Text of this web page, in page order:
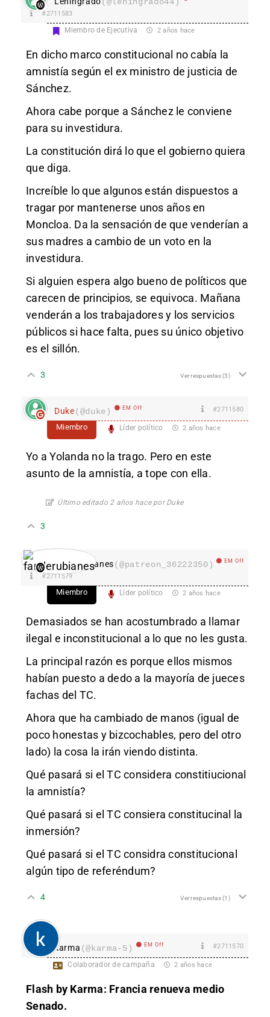
#2711583
Miembro de Ejecutiva 2 años hace
En dicho marco constitucional no cabía la
amnistía según el ex ministro de justicia de
Sánchez.
Ahora cabe porque a Sánchez le conviene
para su investidura.
La constitución dirá lo que el gobierno quiera
que diga.
Increíble lo que algunos están dispuestos a
tragar por mantenerse unos años en
Moncloa. Da la sensación de que venderían a
sus madres a cambio de un voto en la
investidura.
Si alguien espera algo bueno de políticos que
carecen de principios, se equivoca. Mañana
venderán a los trabajadores y los servicios
públicos si hace falta, pues su único objetivo
es el sillón.
3 Ver respuestas(5)
Duke(@duke) EM Off #2711580
Miembro Líder político 2 años hace
Yo a Yolanda no la trago. Pero en este
asunto de la amnistía, a tope con ella.
Último editado 2 años hace por Duke
3
fanderubianes(@patreon_36222350) EM Off
#2711579
Miembro Líder político 2 años hace
Demasiados se han acostumbrado a llamar
ilegal e inconstitucional a lo que no les gusta.
La principal razón es porque ellos mismos
habían puesto a dedo a la mayoría de jueces
fachas del TC.
Ahora que ha cambiado de manos (igual de
poco honestas y bizcochables, pero del otro
lado) la cosa la irán viendo distinta.
Qué pasará si el TC considera constitiucional
la amnistía?
Qué pasará si el TC consiera constitucinal la
inmersión?
Qué pasará si el TC considra constitucional
algún tipo de referéndum?
4 Ver respuestas(1)
karma (@karma-5) EM Off #2711570
Colaborador de campaña 2 años hace
Flash by Karma: Francia renueva medio
Senado.